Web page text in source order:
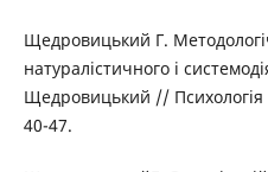
Щедровицький Г.
натуралістичного і
Щедровицький // Психологія
40-47.